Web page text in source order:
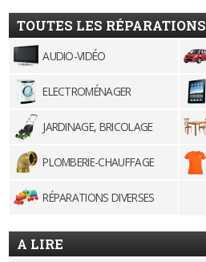
TOUTES LES RÉPARATIONS
AUDIO-VIDÉO
ELECTROMÉNAGER
JARDINAGE, BRICOLAGE
PLOMBERIE-CHAUFFAGE
RÉPARATIONS DIVERSES
A LIRE